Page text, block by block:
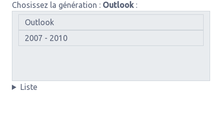
Chosissez la génération : Outlook :
Liste